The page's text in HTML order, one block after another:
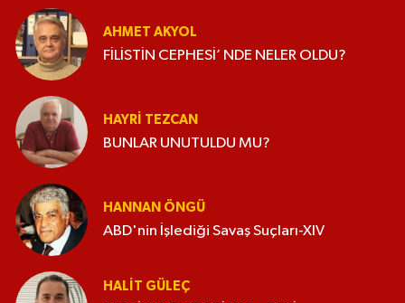
AHMET AKYOL
FİLİSTİN CEPHESİ’ NDE NELER OLDU?
HAYRI TEZCAN
BUNLAR UNUTULDU MU?
HANNAN ÖNGÜ
ABD'nin İşlediği Savaş Suçları-XIV
HALIT GÜLEÇ